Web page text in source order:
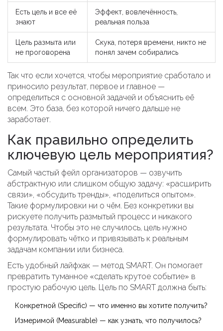
Есть цель и все её
знают
Эффект, вовлечённость,
реальная польза
Цель размыта или
не проговорена
Скука, потеря времени, никто не
понял зачем собирались
Так что если хочется, чтобы мероприятие сработало и
приносило результат, первое и главное —
определиться с основной задачей и объяснить её
всем. Это база, без которой ничего дальше не
заработает.
Как правильно определить
ключевую цель мероприятия?
Самый частый фейл организаторов — озвучить
абстрактную или слишком общую задачу: «расширить
связи», «обсудить тренды», «поделиться опытом».
Такие формулировки ни о чём. Без конкретики вы
рискуете получить размытый процесс и никакого
результата. Чтобы это не случилось, цель нужно
формулировать чётко и привязывать к реальным
задачам компании или бизнеса.
Есть удобный лайфхак — метод SMART. Он помогает
превратить туманное «сделать крутое событие» в
простую рабочую цель. Цель по SMART должна быть:
Конкретной (Specific) — что именно вы хотите получить?
Измеримой (Measurable) — как узнать, что получилось?